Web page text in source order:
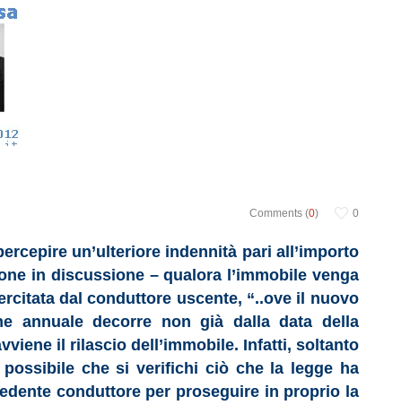
Comments (0) 0
un’ulteriore indennità pari all’importo
in discussione – qualora l’immobile venga
dal conduttore uscente, “..ove il nuovo
annuale decorre non già dalla data della
il rilascio dell’immobile. Infatti, soltanto
che si verifichi ciò che la legge ha
conduttore per proseguire in proprio la